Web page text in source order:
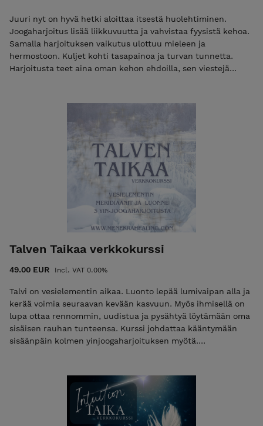
Juuri nyt on hyvä hetki aloittaa itsestä huolehtiminen.
Joogaharjoitus lisää liikkuvuutta ja vahvistaa fyysistä kehoa.
Samalla harjoituksen vaikutus ulottuu mieleen ja
hermostoon. Kuljet kohti tasapainoa ja turvan tunnetta.
Harjoitusta teet aina oman kehon ehdoilla, sen viestejä
nopeasti. Oma Kupla - Perusta on kolmen itsenäisen
verkkokurssin kokonaisuuden ensimmäinen osa. Fyysisestä
kehosta huolehtiminen on osa vahvaa pohjarakennetta.
Joogaharjoitukset tehdään omaa kehoa kuunnellen,
hyödyntäen niitä variaatioita, joihin keho on valmis.
Liikkuvuus lisääntyy ja voima kasvaa harjoituksen myötä.
Hengitys ja keskittyminen ohjaa mieltä ja hermostoa
uudenlaiseen joustavuuteen ja kohti tasapainoa. Tavoite on
voida hyvin. Kurssi sisältää 7 erilaista joogaharjoitusta ja
hengitysharjoituksia. Kokonaisuuden muut osat julkaistaan
myöhemmin ja nyt pääset tutustumaan ensimmäiseen osaan
PDF-lomakkeessa on ohje kurssille pääsyyn ja linkit suoraan
kaikkiin videoihin. Muista ladata lomake itsellesi!
Talven Taikaa verkkokurssi
49.00 EUR Incl. VAT 0.00%
Talvi on vesielementin aikaa. Luonto lepää lumivaipan alla ja
kerää voimia seuraavan kevään kasvuun. Myös ihmisellä on
lupa ottaa rennommin, uudistua ja pysähtyä löytämään oma
sisäisen rauhan tunteensa. Kurssi johdattaa kääntymään
sisäänpäin kolmen yinjoogaharjoituksen myötä.
meridiaaneihin. Vahvistetaan ja tasapainotetaan
meridiaanien toimintaa huuhtelemalla ja seuraamalla niitä.
Yin-asanoiden yhteydessä on myös mahdollista aktivoida
meridiaanien akupainantapisteitä. Kurssilla on 3 erilaista